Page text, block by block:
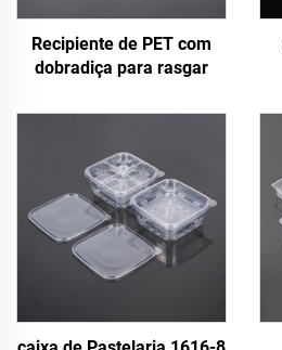
Recipiente de PET com
dobradiça para rasgar